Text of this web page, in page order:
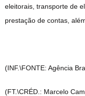
eleitorais, transporte de
prestação de contas,
(INF.\FONTE: Agência
(FT.\CRÉD.: Marcelo